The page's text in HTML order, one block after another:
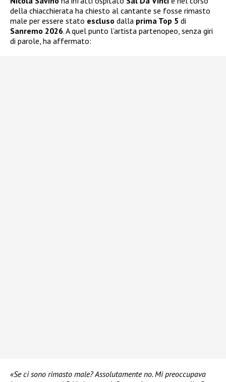
della chiacchierata ha chiesto al cantante se fosse rimasto
male per essere stato escluso dalla prima Top 5 di
Sanremo 2026. A quel punto l’artista partenopeo, senza giri
di parole, ha affermato:
«Se ci sono rimasto male? Assolutamente no. Mi preoccupava